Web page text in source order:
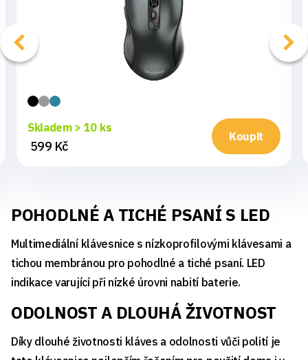
Skladem > 10 ks
599 Kč
Koupit
POHODLNÉ A TICHÉ PSANÍ S LED
Multimediální klávesnice s nízkoprofilovými klávesami a
tichou membránou pro pohodlné a tiché psaní. LED
indikace varující při nízké úrovni nabití baterie.
ODOLNOST A DLOUHÁ ŽIVOTNOST
Díky dlouhé životnosti kláves a odolnosti vůči polití je